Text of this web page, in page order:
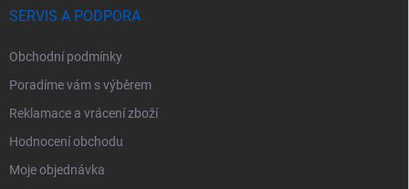
SERVIS A PODPORA
Obchodní podmínky
Poradíme vám s výběrem
Reklamace a vrácení zboží
Hodnocení obchodu
Moje objednávka